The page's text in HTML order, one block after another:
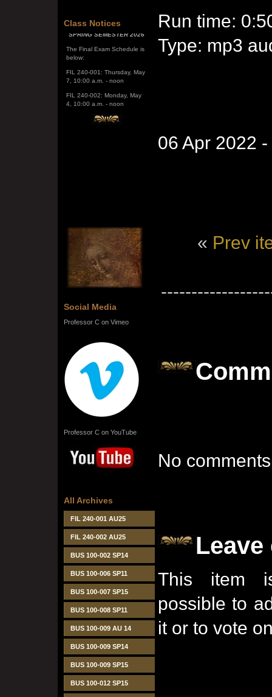
Class Notices
SPRING SEMESTER 2026
The Final Exam Schedule is
FIL 240-001: Thursday, May
FIL 240-002: Monday, May
Social Media
Professor C on Vimeo
Professor C on YouTube
All Archives
FIL 240-001 AU25
FIL 240-002 AU25
BUS 100-002 SP14
BUS 100-006 SP11
BUS 100-007 SP15
BUS 100-008 SP11
BUS 100-009 AU 14
BUS 100-009 SP14
BUS 100-009 SP15
BUS 100-012 SP15
Run time:
Type: mp3
06 Apr 2022 -
« Prev
No
Leave
This item
possible to
it or to vote